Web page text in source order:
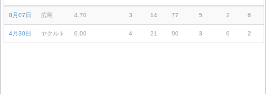
8月07日 広島 4.70 3 14 77 5 2 6
4月30日 ヤクルト 0.00 4 21 90 3 0 2